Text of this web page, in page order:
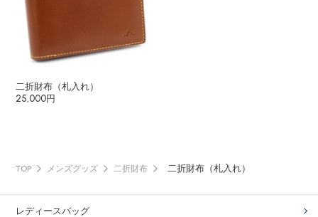
二折財布（札入れ）
25,000円
TOP メンズグッズ 二折財布 二折財布（札入れ）
レディースバッグ